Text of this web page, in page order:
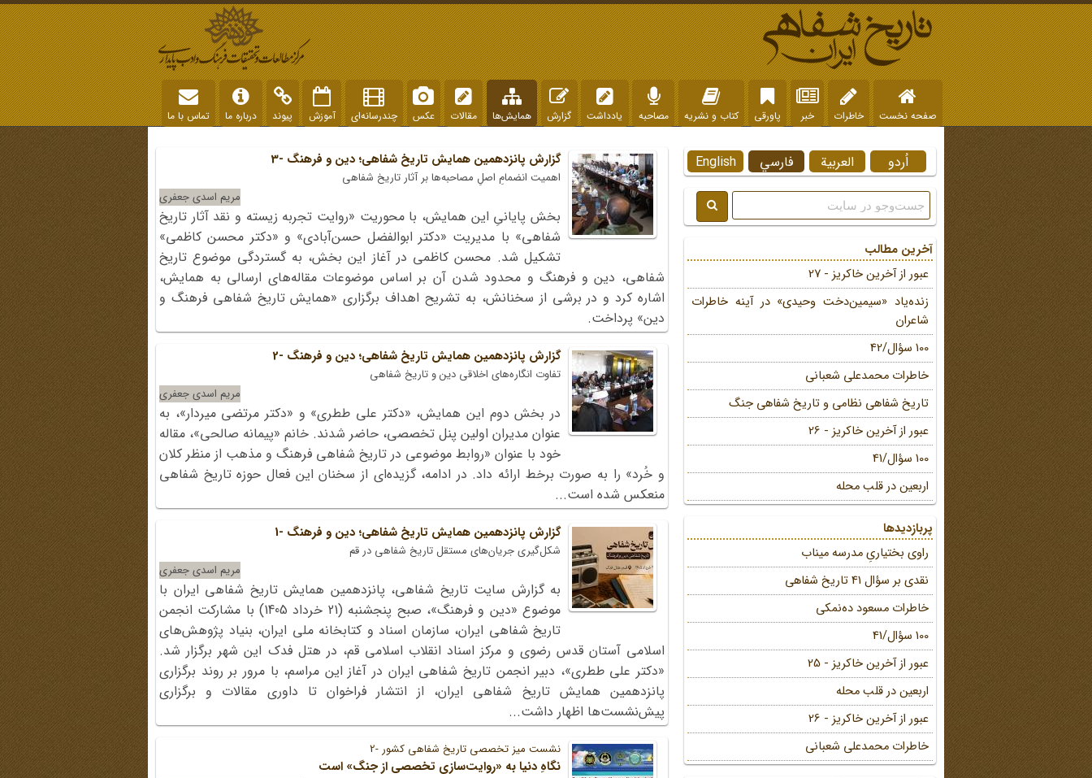
صفحه نخست خاطرات خبر پاورقی کتاب و نشریه مصاحبه یادداشت گزارش همایش‌ها مقالات عکس چندرسانه‌ای آموزش پیوند درباره ما تماس با ما
گزارش پانزدهمین همایش تاریخ شفاهی؛ دین و فرهنگ -3
اهمیت انضمامِ اصلِ مصاحبه‌ها بر آثار تاریخ شفاهی
مریم اسدی جعفری
بخش پایانیِ این همایش، با محوریت «روایت تجربه زیسته و نقد آثار تاریخ
شفاهی» با مدیریت «دکتر ابوالفضل حسن‌آبادی» و «دکتر محسن کاظمی»
تشکیل شد. محسن کاظمی در آغاز این بخش، به گستردگی موضوع تاریخ
شفاهی، دین و فرهنگ و محدود شدن آن بر اساس موضوعات مقاله‌های ارسالی به همایش،
اشاره کرد و در برشی از سخنانش، به تشریح اهداف برگزاری «همایش تاریخ شفاهی فرهنگ و
دین» پرداخت.
گزارش پانزدهمین همایش تاریخ شفاهی؛ دین و فرهنگ -2
تفاوت انگاره‌های اخلاقی دین و تاریخ شفاهی
مریم اسدی جعفری
در بخش دوم این همایش، «دکتر علی ططری» و «دکتر مرتضی میردار»، به
عنوان مدیران اولین پنل تخصصی، حاضر شدند. خانم «پیمانه صالحی»، مقاله
خود با عنوان «روابط موضوعی در تاریخ شفاهی فرهنگ و مذهب از منظر کلان
و خُرد» را به صورت برخط ارائه داد. در ادامه، گزیده‌ای از سخنان این فعال حوزه تاریخ شفاهی
منعکس شده است...
گزارش پانزدهمین همایش تاریخ شفاهی؛ دین و فرهنگ -1
شکل‌گیری جریان‌های مستقل تاریخ شفاهی در قم
مریم اسدی جعفری
به گزارش سایت تاریخ شفاهی، پانزدهمین همایش تاریخ شفاهی ایران با
موضوع «دین و فرهنگ»، صبح پنجشنبه (21 خرداد 1405) با مشارکت انجمن
تاریخ شفاهی ایران، سازمان اسناد و کتابخانه ملی ایران، بنیاد پژوهش‌های
اسلامی آستان قدس رضوی و مرکز اسناد انقلاب اسلامی قم، در هتل فدک این شهر برگزار شد.
«دکتر علی ططری»، دبیر انجمن تاریخ شفاهی ایران در آغاز این مراسم، با مرور بر روند برگزاری
پانزدهمین همایش تاریخ شفاهی ایران، از انتشار فراخوان تا داوری مقالات و برگزاری
پیش‌نشست‌ها اظهار داشت...
نشست میز تخصصی تاریخ شفاهی کشور -2
نگاهِ دنیا به «روایت‌سازی تخصصی از جنگ» است
English فارسي العربية اُردو
آخرین مطالب
عبور از آخرین خاکریز - 27
زنده‌یاد «سیمین‌دخت وحیدی» در آینه خاطرات
شاعران
100 سؤال/42
خاطرات محمد‌علی شعبانی
تاریخ شفاهی نظامی و تاریخ شفاهی جنگ
عبور از آخرین خاکریز - 26
100 سؤال/41
اربعین در قلب محله
پربازدیدها
راوی بختیاریِ مدرسه میناب
نقدی بر سؤال 41 تاریخ شفاهی
خاطرات مسعود ده‌نمکی
100 سؤال/41
عبور از آخرین خاکریز - 25
اربعین در قلب محله
عبور از آخرین خاکریز - 26
خاطرات محمد‌علی شعبانی